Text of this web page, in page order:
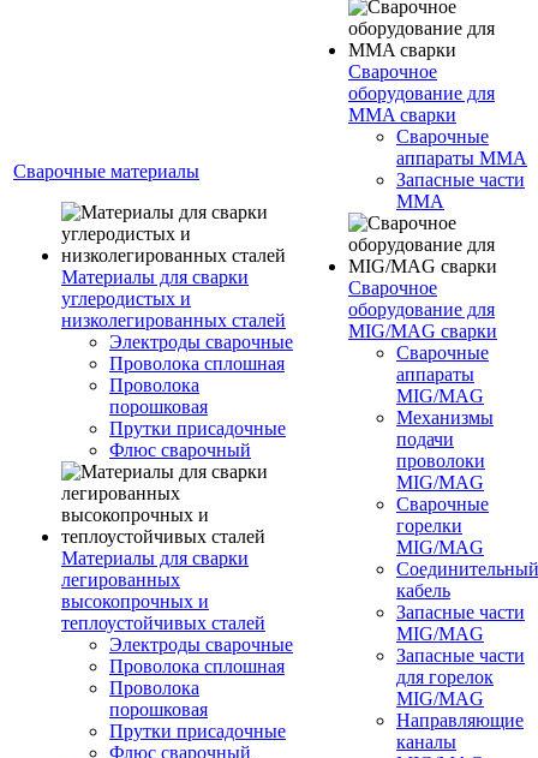
Сварочные материалы
Материалы для сварки
углеродистых и
низколегированных сталей
Электроды сварочные
Проволока сплошная
Проволока
порошковая
Прутки присадочные
Флюс сварочный
Материалы для сварки
легированных
высокопрочных и
теплоустойчивых сталей
Электроды сварочные
Проволока сплошная
Проволока
порошковая
Прутки присадочные
Флюс сварочный
Сварочное
оборудование для
MMA сварки
Сварочные
аппараты MMA
Запасные части
MMA
Сварочное
оборудование для
MIG/MAG сварки
Сварочные
аппараты
MIG/MAG
Механизмы
подачи
проволоки
MIG/MAG
Сварочные
горелки
MIG/MAG
Соединительный
кабель
Запасные части
MIG/MAG
Запасные части
для горелок
MIG/MAG
Направляющие
каналы